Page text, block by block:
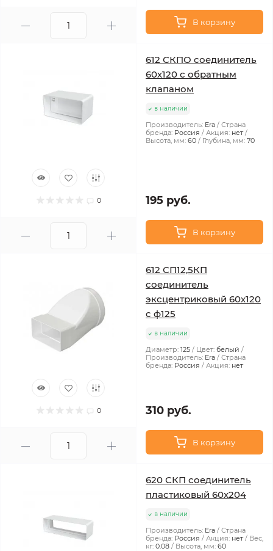
В корзину
0
612 СКПО соединитель
60х120 с обратным
клапаном
в наличии
Производитель: Era
Страна
бренда: Россия Акция: нет
Высота, мм: 60 Глубина, мм: 70
195 руб.
В корзину
0
612 СП12,5КП
соединитель
эксцентриковый 60х120
с ф125
в наличии
Диаметр: 125 Цвет: белый
Производитель: Era
Страна
бренда: Россия Акция: нет
310 руб.
В корзину
620 СКП соединитель
пластиковый 60х204
в наличии
Производитель: Era
Страна
бренда: Россия Акция: нет
Вес,
кг: 0.08 Высота, мм: 60